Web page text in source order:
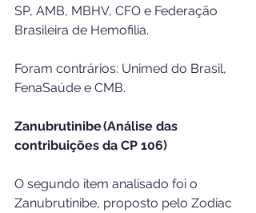
SP, AMB, MBHV, CFO e Federação
Brasileira de Hemofilia.
Foram contrários: Unimed do Brasil,
FenaSaúde e CMB.
Zanubrutinibe (Análise das
contribuições da CP 106)
O segundo item analisado foi o
Zanubrutinibe, proposto pelo Zodiac